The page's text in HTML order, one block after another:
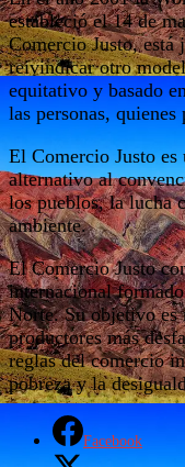
estableció el 14 de
Comercio Justo, está
reivindicar otro
equitativo y basado
las personas,
El Comercio Justo
alternativo al
los pueblos, la lucha
ambiente.
El Comercio Justo
internacional
Norte. Su objetivo es
productores más
reglas del comercio
pobreza y la
Facebook